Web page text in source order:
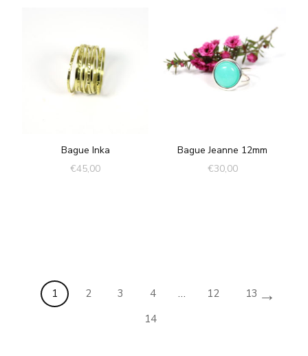
Bague Inka
€45,00
Bague Jeanne 12mm
€30,00
1 2 3 4 … 12
13
14
→